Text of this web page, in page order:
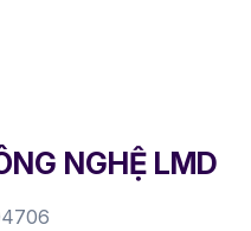
NGHỆ LMD